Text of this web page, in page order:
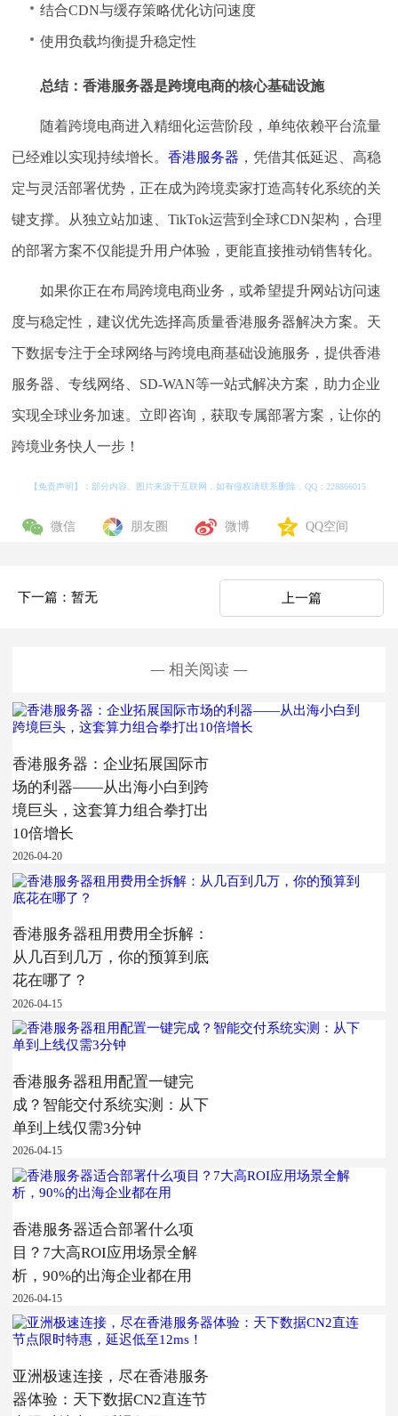
结合CDN与缓存策略优化访问速度
使用负载均衡提升稳定性
总结：香港服务器是跨境电商的核心基础设施
随着跨境电商进入精细化运营阶段，单纯依赖平台流量
已经难以实现持续增长。香港服务器 ，凭借其低延迟、高稳
定与灵活部署优势，正在成为跨境卖家打造高转化系统的关
键支撑。从独立站加速、TikTok运营到全球CDN架构，合理
的部署方案不仅能提升用户体验，更能直接推动销售转化。
如果你正在布局跨境电商业务，或希望提升网站访问速
度与稳定性，建议优先选择高质量香港服务器解决方案。天
下数据专注于全球网络与跨境电商基础设施服务，提供香港
服务器、专线网络、SD-WAN等一站式解决方案，助力企业
实现全球业务加速。立即咨询，获取专属部署方案，让你的
跨境业务快人一步！
【免责声明】：部分内容、图片来源于互联网，如有侵权请联系删除，QQ：228866015
微信 朋友圈 微博 QQ空间
下一篇：暂无 上一篇
相关阅读
香港服务器：企业拓展国际市
场的利器——从出海小白到跨
境巨头，这套算力组合拳打出
10倍增长
2026-04-20
香港服务器租用费用全拆解：
从几百到几万，你的预算到底
花在哪了？
2026-04-15
香港服务器租用配置一键完
成？智能交付系统实测：从下
单到上线仅需3分钟
2026-04-15
香港服务器适合部署什么项
目？7大高ROI应用场景全解
析，90%的出海企业都在用
2026-04-15
亚洲极速连接，尽在香港服务
器体验：天下数据CN2直连节